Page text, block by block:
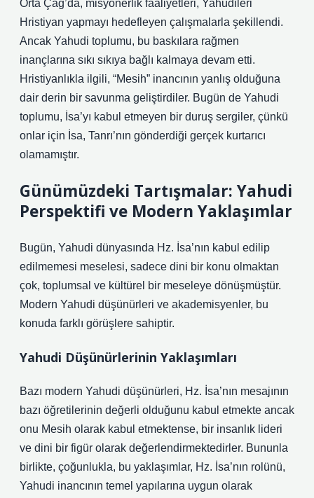
Orta Çağ’da, misyonerlik faaliyetleri, Yahudileri
Hristiyan yapmayı hedefleyen çalışmalarla şekillendi.
Ancak Yahudi toplumu, bu baskılara rağmen
inançlarına sıkı sıkıya bağlı kalmaya devam etti.
Hristiyanlıkla ilgili, “Mesih” inancının yanlış olduğuna
dair derin bir savunma geliştirdiler. Bugün de Yahudi
toplumu, İsa’yı kabul etmeyen bir duruş sergiler, çünkü
onlar için İsa, Tanrı’nın gönderdiği gerçek kurtarıcı
olamamıştır.
Günümüzdeki Tartışmalar: Yahudi
Perspektifi ve Modern Yaklaşımlar
Bugün, Yahudi dünyasında Hz. İsa’nın kabul edilip
edilmemesi meselesi, sadece dini bir konu olmaktan
çok, toplumsal ve kültürel bir meseleye dönüşmüştür.
Modern Yahudi düşünürleri ve akademisyenler, bu
konuda farklı görüşlere sahiptir.
Yahudi Düşünürlerinin Yaklaşımları
Bazı modern Yahudi düşünürleri, Hz. İsa’nın mesajının
bazı öğretilerinin değerli olduğunu kabul etmekte ancak
onu Mesih olarak kabul etmektense, bir insanlık lideri
ve dini bir figür olarak değerlendirmektedirler. Bununla
birlikte, çoğunlukla, bu yaklaşımlar, Hz. İsa’nın rolünü,
Yahudi inancının temel yapılarına uygun olarak